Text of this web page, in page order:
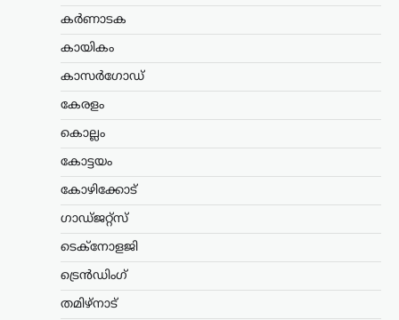
കർണാടക
കായികം
കാസർഗോഡ്
കേരളം
കൊല്ലം
കോട്ടയം
കോഴിക്കോട്
ഗാഡ്ജറ്റ്സ്
ടെക്നോളജി
ട്രെൻഡിംഗ്
തമിഴ്നാട്
അധികാരത്തിലില്ലെങ്കിലും വി.ഡി.
സതീശന്റെ നേതൃത്വത്തിലുള്ള യുഡിഎഫ്
അജണ്ടകൾ നടപ്പാക്കുകയാണെന്ന്
എം.വി. ഗോവിന്ദൻ മാസ്റ്റർ ആരോപിച്ചു.
ട്രെൻഡിംഗ്,ദേശീയം,രാഷ്ട്രീയം
പ്രധാനമന്ത്രിക്ക്
യുവാക്കളെ കാണാൻ
സമയമില്ല;
കൂറുമാറിയവരെ